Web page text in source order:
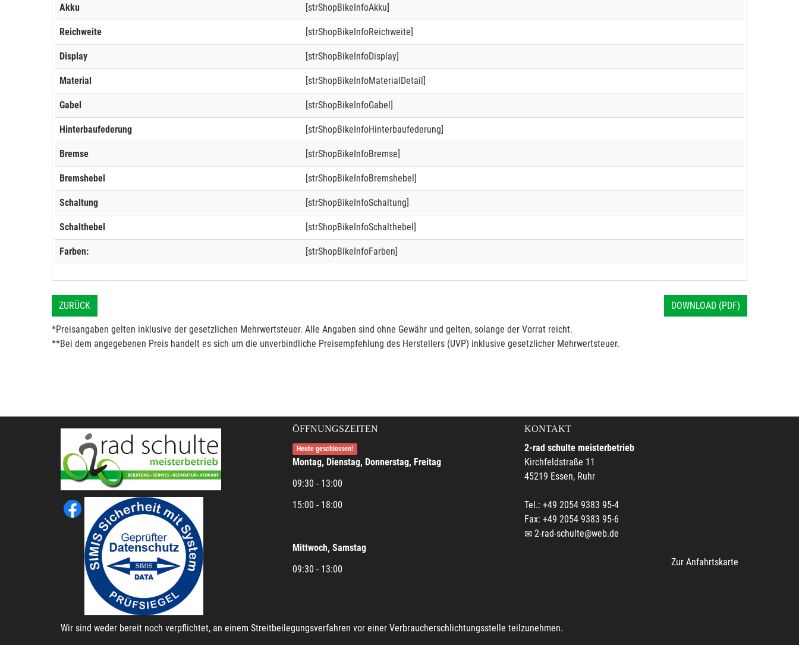
Akku [strShopBikeInfoAkku]
Reichweite [strShopBikeInfoReichweite]
Display [strShopBikeInfoDisplay]
Material [strShopBikeInfoMaterialDetail]
Gabel [strShopBikeInfoGabel]
Hinterbaufederung [strShopBikeInfoHinterbaufederung]
Bremse [strShopBikeInfoBremse]
Bremshebel [strShopBikeInfoBremshebel]
Schaltung [strShopBikeInfoSchaltung]
Schalthebel [strShopBikeInfoSchalthebel]
Farben: [strShopBikeInfoFarben]
ZURÜCK DOWNLOAD (PDF)
*Preisangaben gelten inklusive der gesetzlichen Mehrwertsteuer. Alle Angaben sind ohne Gewähr und gelten, solange der Vorrat reicht.
**Bei dem angegebenen Preis handelt es sich um die unverbindliche Preisempfehlung des Herstellers (UVP) inklusive gesetzlicher Mehrwertsteuer.
ÖFFNUNGSZEITEN
Heute geschlossen!
Montag, Dienstag, Donnerstag, Freitag
09:30 - 13:00
15:00 - 18:00
Mittwoch, Samstag
09:30 - 13:00
KONTAKT
2-rad schulte meisterbetrieb
Kirchfeldstraße 11
45219 Essen, Ruhr
Tel.: +49 2054 9383 95-4
Fax: +49 2054 9383 95-6
2-rad-schulte@web.de
Zur Anfahrtskarte
Wir sind weder bereit noch verpflichtet, an einem Streitbeilegungsverfahren vor einer Verbraucherschlichtungsstelle teilzunehmen.